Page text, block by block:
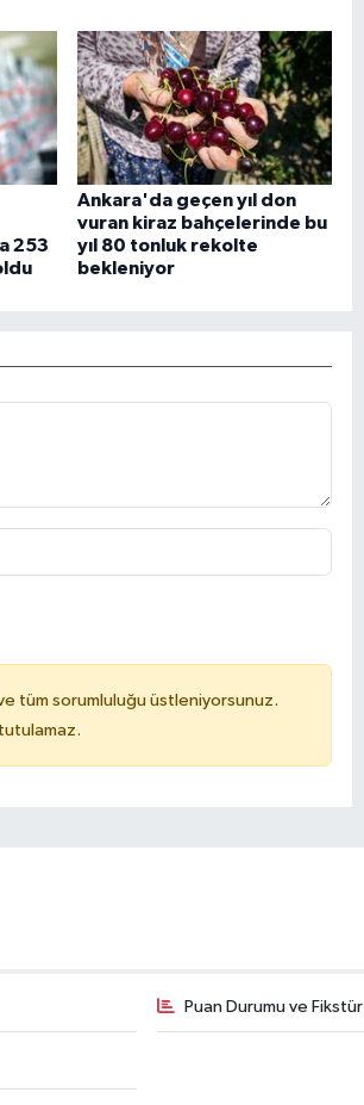
253
Ankara'da geçen yıl don
vuran kiraz bahçelerinde bu
yıl 80 tonluk rekolte
bekleniyor
tüm sorumluluğu üstleniyorsunuz.
Puan Durumu ve Fikstür